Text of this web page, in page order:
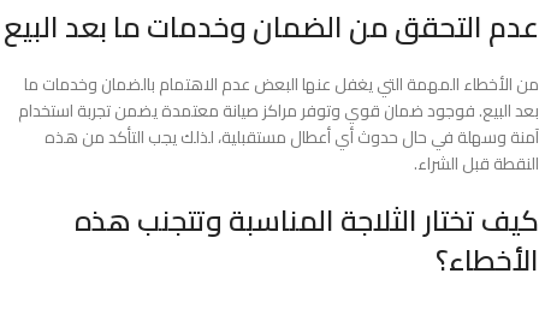
عدم التحقق من الضمان وخدمات ما بعد البيع
من الأخطاء المهمة التي يغفل عنها البعض عدم الاهتمام بالضمان وخدمات ما
بعد البيع. فوجود ضمان قوي وتوفر مراكز صيانة معتمدة يضمن تجربة استخدام
آمنة وسهلة في حال حدوث أي أعطال مستقبلية، لذلك يجب التأكد من هذه
النقطة قبل الشراء.
كيف تختار الثلاجة المناسبة وتتجنب هذه
الأخطاء؟